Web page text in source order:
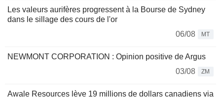
Les valeurs aurifères progressent à la Bourse de Sydney
dans le sillage des cours de l'or
06/08
MT
NEWMONT CORPORATION : Opinion positive de Argus
03/08
ZM
Awale Resources lève 19 millions de dollars canadiens via